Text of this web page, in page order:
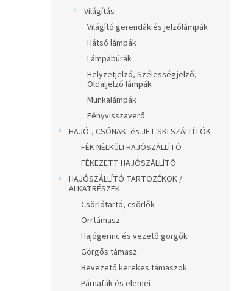
Világítás
Világító gerendák és jelzőlámpák
Hátsó lámpák
Lámpabúrák
Helyzetjelző, Szélességjelző,
Oldaljelző lámpák
Munkalámpák
Fényvisszaverő
HAJÓ-, CSÓNAK- és JET-SKI SZÁLLÍTÓK
FÉK NÉLKÜLI HAJÓSZÁLLÍTÓ
FÉKEZETT HAJÓSZÁLLÍTÓ
HAJÓSZÁLLÍTÓ TARTOZÉKOK /
ALKATRÉSZEK
Csörlőtartó, csörlők
Orrtámasz
Hajógerinc és vezető görgők
Görgős támasz
Bevezető kerekes támaszok
Párnafák és elemei